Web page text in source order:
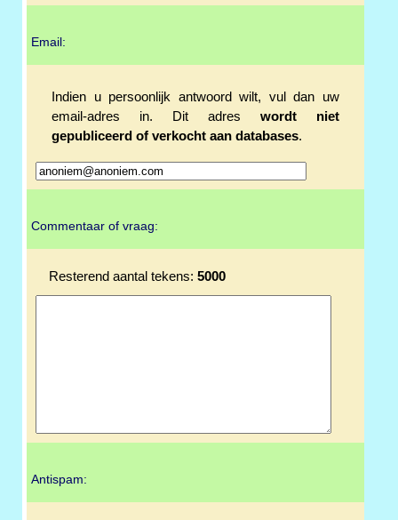
Email:
Indien u persoonlijk antwoord wilt, vul dan uw
email-adres in. Dit adres wordt niet
gepubliceerd of verkocht aan databases.
Commentaar of vraag:
Resterend aantal tekens: 5000
Antispam: